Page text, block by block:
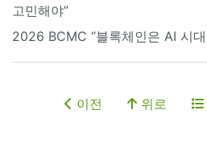
고민해야”
2026 BCMC “블록체인은 AI 시
이전 위로